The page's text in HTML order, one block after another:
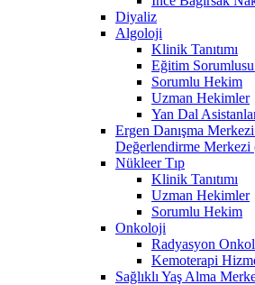
Diyaliz
Algoloji
Klinik Tanıtımı
Eğitim
Sorumlu Hekim
Uzman Hekimler
Yan Dal
Ergen Danışma
Değerlendirme
Nükleer Tıp
Klinik Tanıtımı
Uzman Hekimler
Sorumlu Hekim
Onkoloji
Radyasyon
Kemoterapi
Sağlıklı Yaş Alma